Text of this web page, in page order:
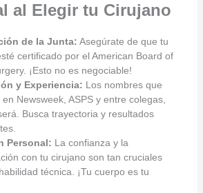
al Elegir tu Cirujano
de la Junta: Asegúrate de que tu
certificado por el American Board of
¡Esto no es negociable!
y Experiencia: Los nombres que
Newsweek, ASPS y entre colegas,
Busca trayectoria y resultados
Personal: La confianza y la
con tu cirujano son tan cruciales
técnica. ¡Tu cuerpo es tu